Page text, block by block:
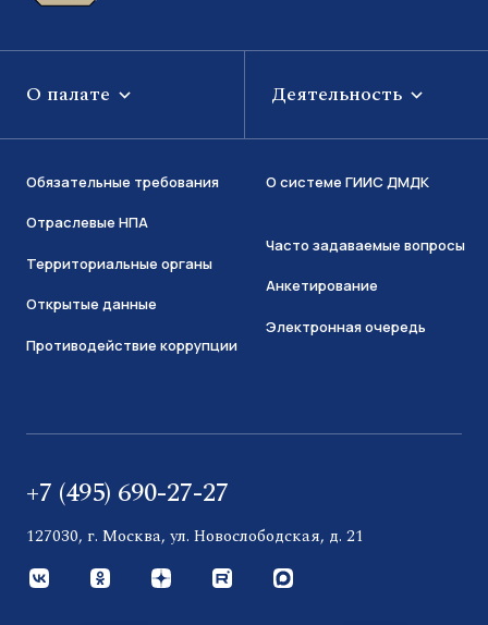
О палате Деятельность
Обязательные требования
Отраслевые НПА
Территориальные органы
Открытые данные
Противодействие коррупции
О системе ГИИС ДМДК
Часто задаваемые вопросы
Анкетирование
Электронная очередь
+7 (495) 690-27-27
127030, г. Москва, ул. Новослободская, д. 21